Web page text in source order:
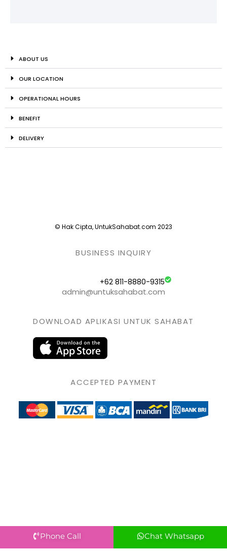
ABOUT US
OUR LOCATION
OPERATIONAL HOURS
BENEFIT
DELIVERY
© Hak Cipta, UntukSahabat.com 2023
BUSINESS INQUIRY
+62 811-8880-9315
admin@untuksahabat.com
DOWNLOAD APLIKASI UNTUK SAHABAT
ACCEPTED PAYMENT
Phone Call Chat Whatsapp